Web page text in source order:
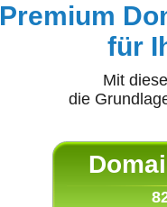
Premium
für
Mit
die